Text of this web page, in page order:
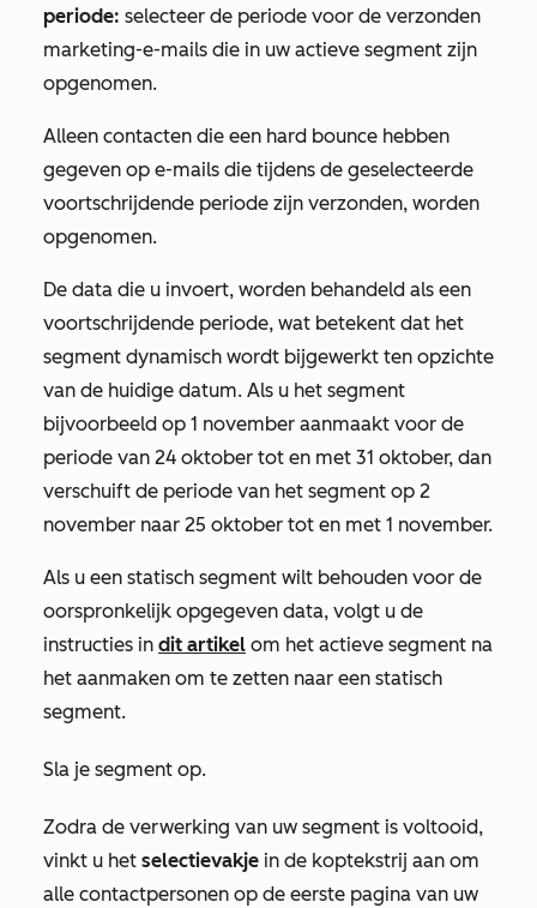
periode: selecteer de periode voor de verzonden
marketing-e-mails die in uw actieve segment zijn
opgenomen.
Alleen contacten die een hard bounce hebben
gegeven op e-mails die tijdens de geselecteerde
voortschrijdende periode zijn verzonden, worden
opgenomen.
De data die u invoert, worden behandeld als een
voortschrijdende periode, wat betekent dat het
segment dynamisch wordt bijgewerkt ten opzichte
van de huidige datum. Als u het segment
bijvoorbeeld op 1 november aanmaakt voor de
periode van 24 oktober tot en met 31 oktober, dan
verschuift de periode van het segment op 2
november naar 25 oktober tot en met 1 november.
Als u een statisch segment wilt behouden voor de
oorspronkelijk opgegeven data, volgt u de
instructies in dit artikel om het actieve segment na
het aanmaken om te zetten naar een statisch
segment.
Sla je segment op.
Zodra de verwerking van uw segment is voltooid,
vinkt u het selectievakje in de koptekstrij aan om
alle contactpersonen op de eerste pagina van uw